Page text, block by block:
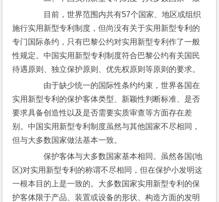
目前，世界范围内共有57个国家、地区或组织
施行实用新型专利制度，但尚没有关于实用新型专利的
专门国际条约，只有巴黎公约对实用新型专利作了一般
性规定。中国实用新型专利制度符合巴黎公约有关国民
待遇原则、独立保护原则、优先权原则等原则的要求。
由于缺少统一的国际性条约约束，世界各国在
实用新型专利的保护客体类型、新颖性判断标准、是否
要求具备创造性以及是否需要实质审查等方面存在差
别。中国实用新型专利制度虽然与其他国家不尽相同，
但与大多数国家做法基本一致。
保护客体与大多数国家基本相同。虽然各国(地
区)对实用新型专利的称谓不尽相同，但在保护小发明这
一根本目的上是一致的。大多数国家实用新型专利的保
护客体限于产品、装置或设备的形状、构造方面的发明